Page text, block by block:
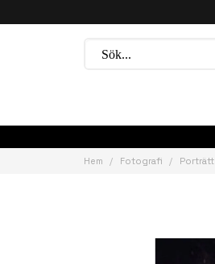
Hem Fotografi Porträtt